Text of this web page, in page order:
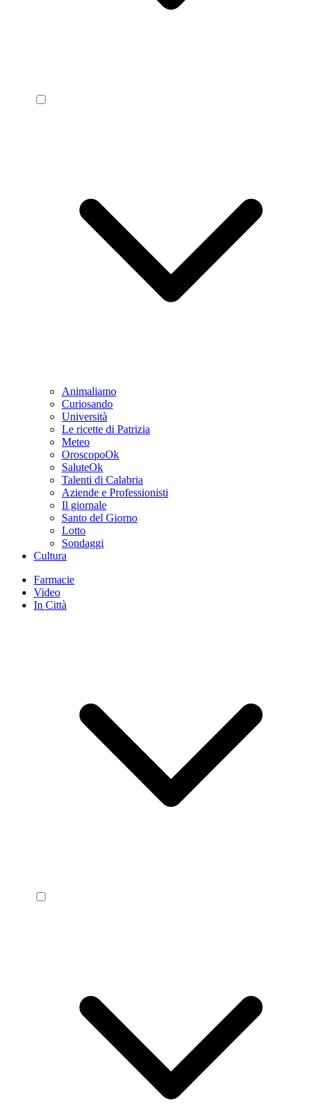
Animaliamo
Curiosando
Università
Le ricette di Patrizia
Meteo
OroscopoOk
SaluteOk
Talenti di Calabria
Aziende e Professionisti
Il giornale
Santo del Giorno
Lotto
Sondaggi
Cultura
Farmacie
Video
In Città